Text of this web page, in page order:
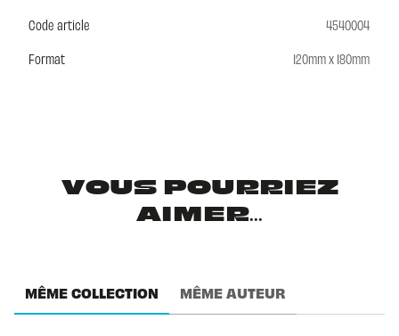
Code article
4540004
Format
120mm x 180mm
VOUS POURRIEZ
AIMER...
MÊME COLLECTION MÊME AUTEUR